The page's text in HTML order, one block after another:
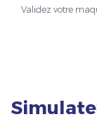
Validez votre